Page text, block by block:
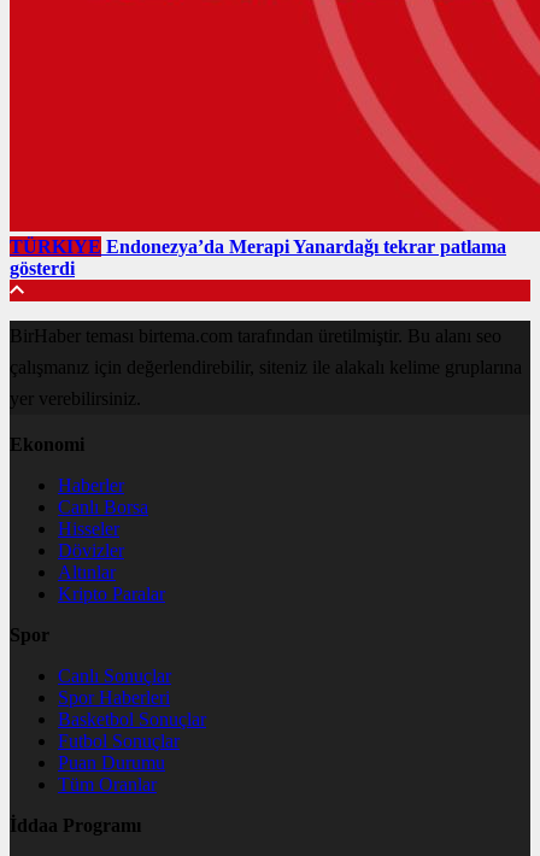
TÜRKIYE Endonezya’da Merapi Yanardağı tekrar patlama
gösterdi
BirHaber teması birtema.com tarafından üretilmiştir. Bu alanı seo
çalışmanız için değerlendirebilir, siteniz ile alakalı kelime gruplarına
yer verebilirsiniz.
Ekonomi
Haberler
Canlı Borsa
Hisseler
Dövizler
Altınlar
Kripto Paralar
Spor
Canlı Sonuçlar
Spor Haberleri
Basketbol Sonuçlar
Futbol Sonuçlar
Puan Durumu
Tüm Oranlar
İddaa Programı